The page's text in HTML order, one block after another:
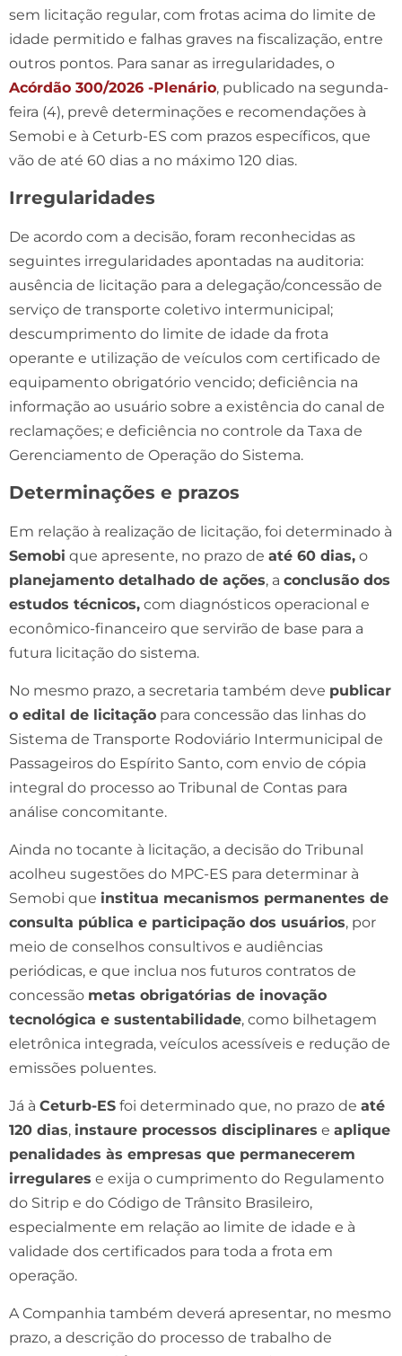
sem licitação regular, com frotas acima do limite de
idade permitido e falhas graves na fiscalização, entre
outros pontos. Para sanar as irregularidades, o
Acórdão 300/2026 -Plenário, publicado na segunda-
feira (4), prevê determinações e recomendações à
Semobi e à Ceturb-ES com prazos específicos, que
vão de até 60 dias a no máximo 120 dias.
Irregularidades
De acordo com a decisão, foram reconhecidas as
seguintes irregularidades apontadas na auditoria:
ausência de licitação para a delegação/concessão de
serviço de transporte coletivo intermunicipal;
descumprimento do limite de idade da frota
operante e utilização de veículos com certificado de
equipamento obrigatório vencido; deficiência na
informação ao usuário sobre a existência do canal de
reclamações; e deficiência no controle da Taxa de
Gerenciamento de Operação do Sistema.
Determinações e prazos
Em relação à realização de licitação, foi determinado à
Semobi que apresente, no prazo de até 60 dias, o
planejamento detalhado de ações, a conclusão dos
estudos técnicos, com diagnósticos operacional e
econômico-financeiro que servirão de base para a
futura licitação do sistema.
No mesmo prazo, a secretaria também deve publicar
o edital de licitação para concessão das linhas do
Sistema de Transporte Rodoviário Intermunicipal de
Passageiros do Espírito Santo, com envio de cópia
integral do processo ao Tribunal de Contas para
análise concomitante.
Ainda no tocante à licitação, a decisão do Tribunal
acolheu sugestões do MPC-ES para determinar à
Semobi que institua mecanismos permanentes de
consulta pública e participação dos usuários, por
meio de conselhos consultivos e audiências
periódicas, e que inclua nos futuros contratos de
concessão metas obrigatórias de inovação
tecnológica e sustentabilidade, como bilhetagem
eletrônica integrada, veículos acessíveis e redução de
emissões poluentes.
Já à Ceturb-ES foi determinado que, no prazo de até
120 dias, instaure processos disciplinares e aplique
penalidades às empresas que permanecerem
irregulares e exija o cumprimento do Regulamento
do Sitrip e do Código de Trânsito Brasileiro,
especialmente em relação ao limite de idade e à
validade dos certificados para toda a frota em
operação.
A Companhia também deverá apresentar, no mesmo
prazo, a descrição do processo de trabalho de